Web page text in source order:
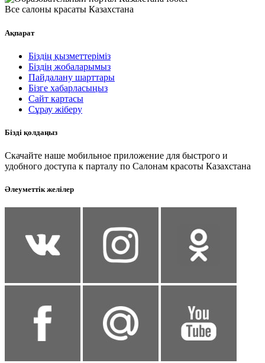
Все салоны красаты Казахстана
Ақпарат
Біздің қызметтеріміз
Біздің жобаларымыз
Пайдалану шарттары
Бізге хабарласыңыз
Сайт картасы
Сұрау жіберу
Бізді қолдаңыз
Скачайте наше мобильное приложение для быстрого и
удобного доступа к парталу по Салонам красоты Казахстана
Әлеуметтік желілер